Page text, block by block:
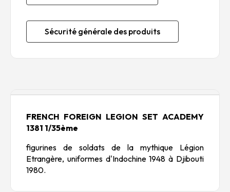
Sécurité générale des produits
FRENCH FOREIGN LEGION SET ACADEMY
1381 1/35ème
figurines de soldats de la mythique Légion
Etrangère, uniformes d'Indochine 1948 à Djibouti
1980.